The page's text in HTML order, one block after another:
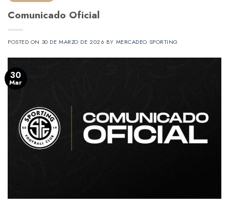
Comunicado Oficial
POSTED ON 30 DE MARZO DE 2026 BY MERCADEO SPORTING
30
Mar